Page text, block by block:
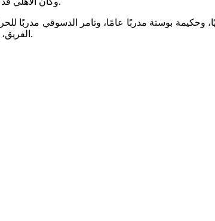
الفريق، وهدير أحمد وراندا ياسر للعلاج الطبيعي، ومكسيم التنهوفن مدرب اللياقة البدنية.